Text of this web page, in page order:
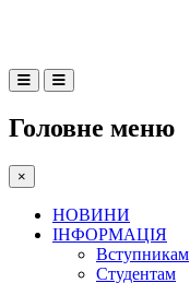
Головне меню
×
НОВИНИ
ІНФОРМАЦІЯ
Вступникам
Студентам